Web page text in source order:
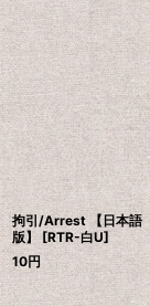
在庫あり
並び順 :
拘引/Arrest 【日本語
版】 [RTR-白U]
10円